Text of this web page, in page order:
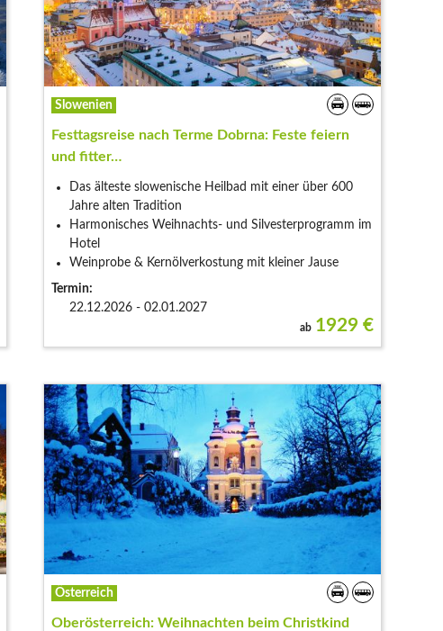
Slowenien
Festtagsreise nach Terme Dobrna: Feste feiern
und fitter…
Das älteste slowenische Heilbad mit einer über 600
Jahre alten Tradition
Harmonisches Weihnachts- und Silvesterprogramm im
Hotel
Weinprobe & Kernölverkostung mit kleiner Jause
Termin:
22.12.2026 - 02.01.2027
ab 1929 €
Österreich
Oberösterreich: Weihnachten beim Christkind